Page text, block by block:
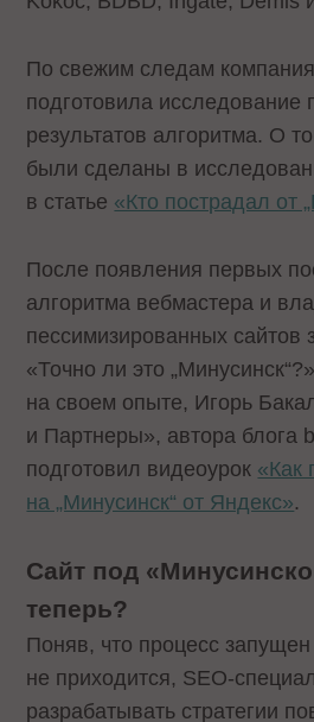
По свежим следам
подготовила исследование
результатов алгоритма. О
были сделаны в
в статье «Кто пострадал от
После появления первых
алгоритма вебмастера и
пессимизированных сайтов
«Точно ли это
на своем опыте, Игорь
и Партнеры», автора блога
подготовил видеоурок «Как
на „Минусинск“ от Яндекс».
Сайт под
теперь?
Поняв, что процесс
не приходится, SEO-
разрабатывать стратегии